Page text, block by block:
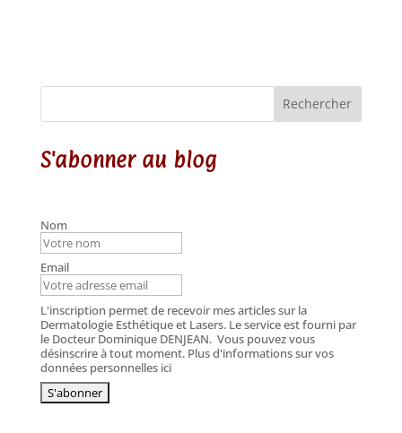
Rechercher
S'abonner au blog
Nom
Email
L'inscription permet de recevoir mes articles sur la
Dermatologie Esthétique et Lasers. Le service est fourni par
le Docteur Dominique DENJEAN. Vous pouvez vous
désinscrire à tout moment. Plus d'informations sur vos
données personnelles ici